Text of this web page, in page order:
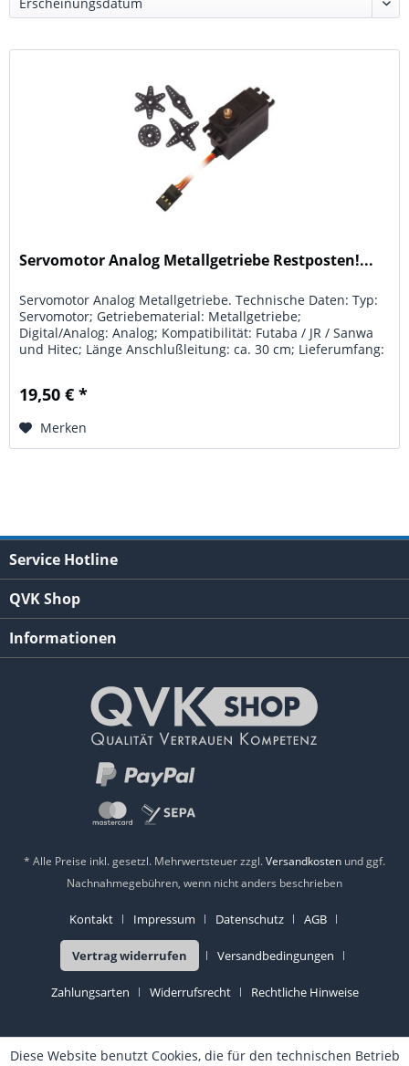
Servomotor Analog Metallgetriebe Restposten!...
Servomotor Analog Metallgetriebe. Technische Daten: Typ:
Servomotor; Getriebematerial: Metallgetriebe;
Digital/Analog: Analog; Kompatibilität: Futaba / JR / Sanwa
und Hitec; Länge Anschlußleitung: ca. 30 cm; Lieferumfang:
19,50 € *
Merken
Service Hotline
QVK Shop
Informationen
* Alle Preise inkl. gesetzl. Mehrwertsteuer zzgl.Versandkosten und ggf.
Nachnahmegebühren, wenn nicht anders beschrieben
Kontakt Impressum Datenschutz AGB
Vertrag widerrufen Versandbedingungen
Zahlungsarten Widerrufsrecht Rechtliche Hinweise
Diese Website benutzt Cookies, die für den technischen Betrieb